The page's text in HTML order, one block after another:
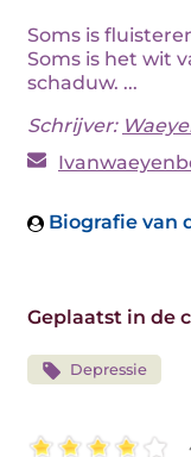
Soms is
Soms is het wit
schaduw. ...
Schrijver:
Biografie van
Geplaatst in de
Depressie